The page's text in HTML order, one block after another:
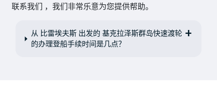
联系我们 ，我们非常乐意为您提供帮助。
从 比雷埃夫斯 出发的 基克拉泽斯群岛快速渡轮
的办理登船手续时间是几点？